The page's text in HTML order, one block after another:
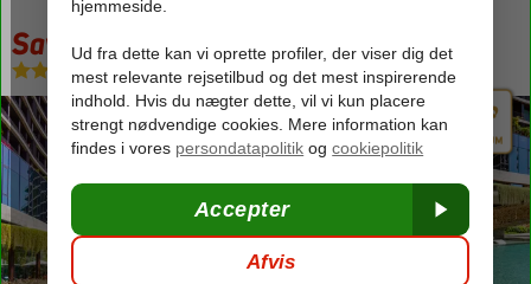
Savoy Palace
Morgenmad-Hotel